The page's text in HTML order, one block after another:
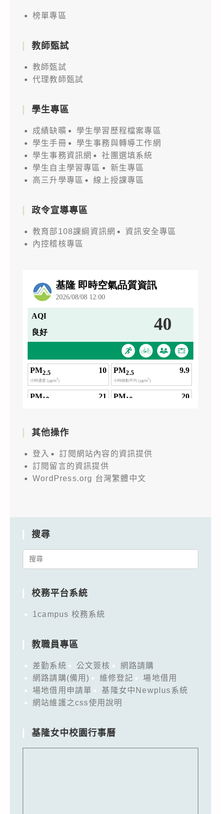
榜單專區
教師甄試
教師甄試
代理教師甄試
學生專區
成績缺曠
學生學習歷程檔案專區
學生手冊
學生事務與轉導工作網
學生事務資訊網
社團選填系統
學生自主學習專區
新生專區
高三升學專區
線上授課專區
政令宣導專區
教育部108課綱資訊網
資訊安全專區
內控稽核專區
其他操作
登入
訂閱網站內容的資訊提供
訂閱留言的資訊提供
WordPress.org 台灣繁體中文
搜尋
Search
校務平台系統
1campus 校務系統
教職員專區
差勤系統 公文簽核
網路請購
網路請購(備用)
維修登記
場地借用
場地借用申請單
基隆女中Newplus系統
網站維護之css使用說明
基隆女中校園行事曆